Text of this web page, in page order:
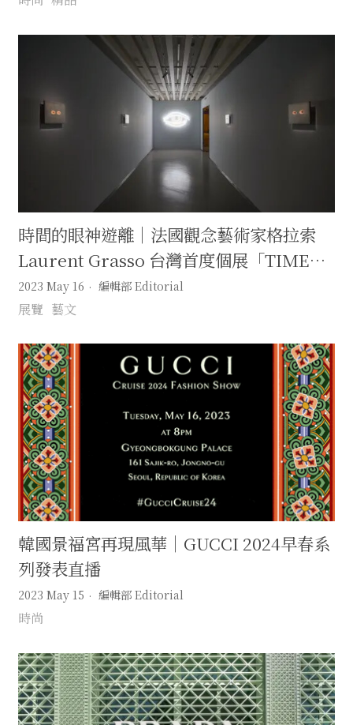
時間的眼神遊離｜法國觀念藝術家格拉索
Laurent Grasso 台灣首度個展「TIME
LEAVES」
2023 May 16 編輯部 Editorial
展覽 藝文
韓國景福宮再現風華｜GUCCI 2024早春系
列發表直播
2023 May 15 編輯部 Editorial
時尚